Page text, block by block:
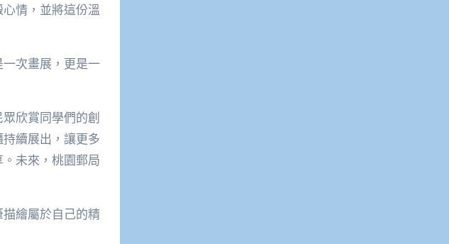
情，並將這份溫
次畫展，更是一
欣賞同學們的創
續展出，讓更多
未來，桃園郵局
繪屬於自己的精